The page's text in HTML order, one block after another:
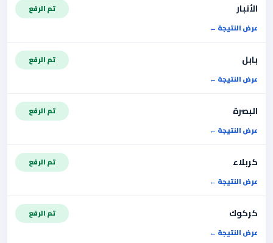
الأنبار
تم الرفع
عرض النتيجة
بابل
تم الرفع
عرض النتيجة
البصرة
تم الرفع
عرض النتيجة
كربلاء
تم الرفع
عرض النتيجة
كركوك
تم الرفع
عرض النتيجة